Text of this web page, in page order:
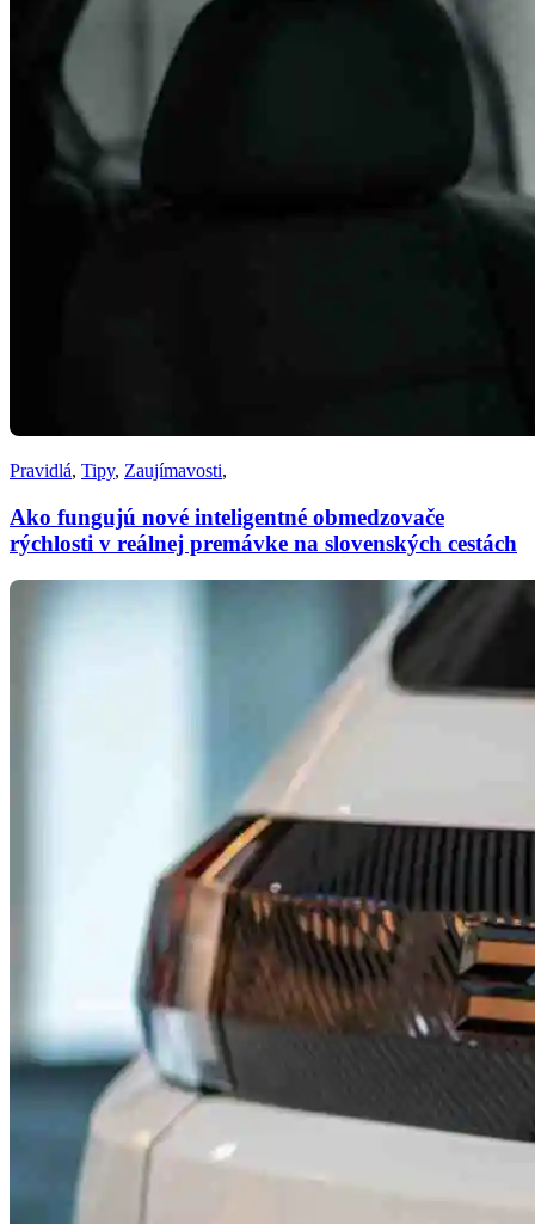
Pravidlá, Tipy, Zaujímavosti,
Ako fungujú nové inteligentné obmedzovače
rýchlosti v reálnej premávke na slovenských cestách